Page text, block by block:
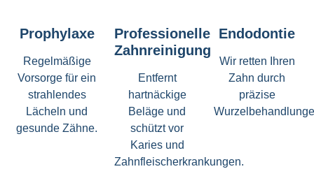
Prophylaxe
Regelmäßige
Vorsorge für ein
strahlendes
Lächeln und
gesunde Zähne.
Professionelle
Zahnreinigung
Entfernt
hartnäckige
Beläge und
schützt vor
Karies und
Zahnfleischerkrankungen.
Endodontie
Wir retten Ihren
Zahn durch
präzise